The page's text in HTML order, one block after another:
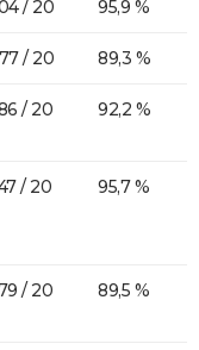
/ 20 95,9 %
/ 20 89,3 %
/ 20 92,2 %
/ 20 95,7 %
/ 20 89,5 %